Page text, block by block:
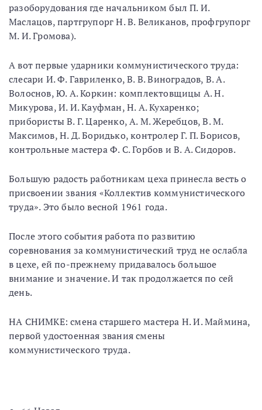
разоборудования где начальником был П. И.
Маслацов, партгрупорг Н. В. Великанов, профгрупорг
М. И. Громова).
А вот первые ударники коммунистического труда:
слесари И. Ф. Гавриленко, В. В. Виноградов, В. А.
Волоснов, Ю. А. Коркин: комплектовщицы А. Н.
Микурова, И. И. Кауфман, Н. А. Кухаренко;
прибористы В. Г. Царенко, А. М. Жеребцов, В. М.
Максимов, Н. Д. Боридько, контролер Г. П. Борисов,
контрольные мастера Ф. С. Горбов и В. А. Сидоров.
Большую радость работникам цеха принесла весть о
присвоении звания «Коллектив коммунистического
труда». Это было весной 1961 года.
После этого события работа по развитию
соревнования за коммунистический труд не ослабла
в цехе, ей по-прежнему придавалось большое
внимание и значение. И так продолжается по сей
день.
НА СНИМКЕ: смена старшего мастера Н. И. Маймина,
первой удостоенная звания смены
коммунистического труда.